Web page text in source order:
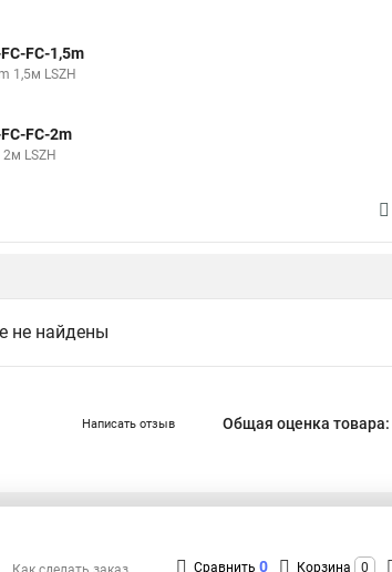
FC-1,5m
1,5м LSZH
FC-2m
LSZH
не найдены
Написать отзыв Общая оценка товара:
Сравнить 0 Корзина 0